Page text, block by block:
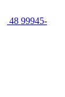
48 99945-